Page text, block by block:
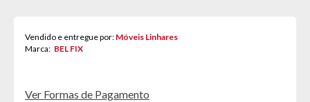
Vendido e entregue por: Móveis Linhares
Marca: BEL FIX
Ver Formas de Pagamento